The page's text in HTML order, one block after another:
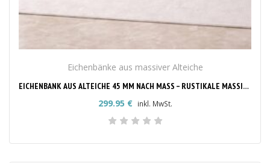
Eichenbänke aus massiver Alteiche
EICHENBANK AUS ALTEICHE 45 MM NACH MASS – RUSTIKALE MASSIVHOLZBANK
299.95 € inkl. MwSt.